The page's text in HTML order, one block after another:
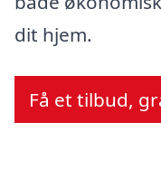
dit hjem.
Få et tilbud,